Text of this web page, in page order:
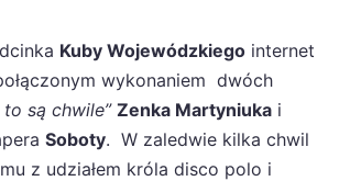
Kuby Wojewódzkiego internet
wykonaniem dwóch
to są chwile” Zenka Martyniuka i
Soboty. W zaledwie kilka chwil
z udziałem króla disco polo i